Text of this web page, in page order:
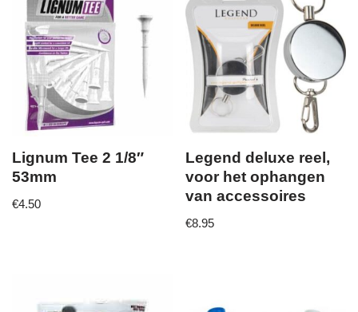
Lignum Tee 2 1/8″
53mm
€4.50
Legend deluxe reel,
voor het ophangen
van accessoires
€8.95